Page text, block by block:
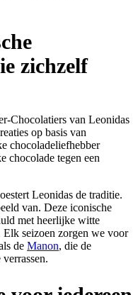
zichzelf
Chocolatiers van Leonidas
op basis van
chocoladeliefhebber
chocolade tegen een
Leonidas de traditie.
van. Deze iconische
met heerlijke witte
seizoen zorgen we voor
de Manon, die de